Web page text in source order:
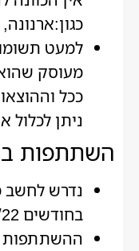
למעט
מעוסק
ככל
ניתן
השתתפות
נדרש לחשב
בחודשים 9/22–8/23.